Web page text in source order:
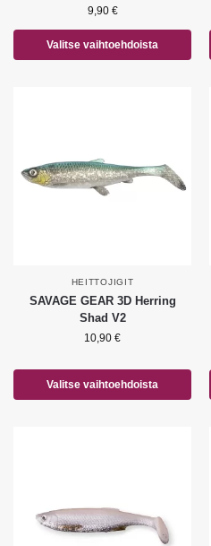
9,90 €
Valitse vaihtoehdoista
HEITTOJIGIT
SAVAGE GEAR 3D Herring
Shad V2
10,90 €
Valitse vaihtoehdoista